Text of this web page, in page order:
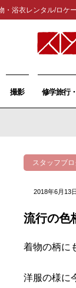
・浴衣レンタル/ロケ
撮影 修学旅行
スタッフブ
2018年6月13日
流行の色
着物の柄に
洋服の様に